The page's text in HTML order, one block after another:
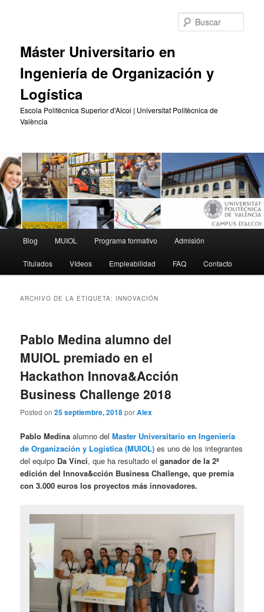
Máster Universitario en
Ingeniería de Organización y
Logística
Escola Politècnica Superior d'Alcoi | Universitat Politècnica de
València
principal
Blog MUIOL Programa formativo Admisión
Titulados Vídeos Empleabilidad FAQ Contacto
ARCHIVO DE LA ETIQUETA: INNOVACIÓN
Pablo Medina alumno del
MUIOL premiado en el
Hackathon Innova&Acción
Business Challenge 2018
Posted on25 septiembre, 2018porAlex
Pablo Medina alumno delMaster Universitario en Ingeniería
de Organización y Logística (MUIOL) es uno de los integrantes
del equipo Da Vinci, que ha resultado elganador de la 2ª
edición del Innova&cción Business Challenge, que premia
con 3.000 euros los proyectos más innovadores.